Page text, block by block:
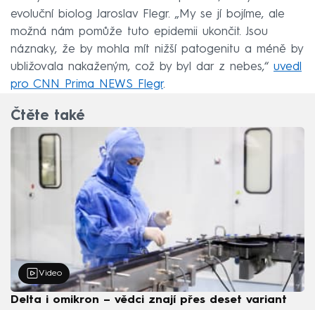
evoluční biolog Jaroslav Flegr. „My se jí bojíme, ale
možná nám pomůže tuto epidemii ukončit. Jsou
náznaky, že by mohla mít nižší patogenitu a méně by
ubližovala nakaženým, což by byl dar z nebes,“ uvedl
pro CNN Prima NEWS Flegr.
Čtěte také
Video
Delta i omikron – vědci znají přes deset variant